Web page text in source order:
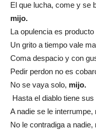
El que lucha, come y se
mijo.
La opulencia es producto
Un grito a tiempo vale
Coma despacio y con
Pedir perdon no es
No se vaya solo, mijo.
Hasta el diablo tiene
A nadie se le interrumpe,
No le contradiga a nadie,